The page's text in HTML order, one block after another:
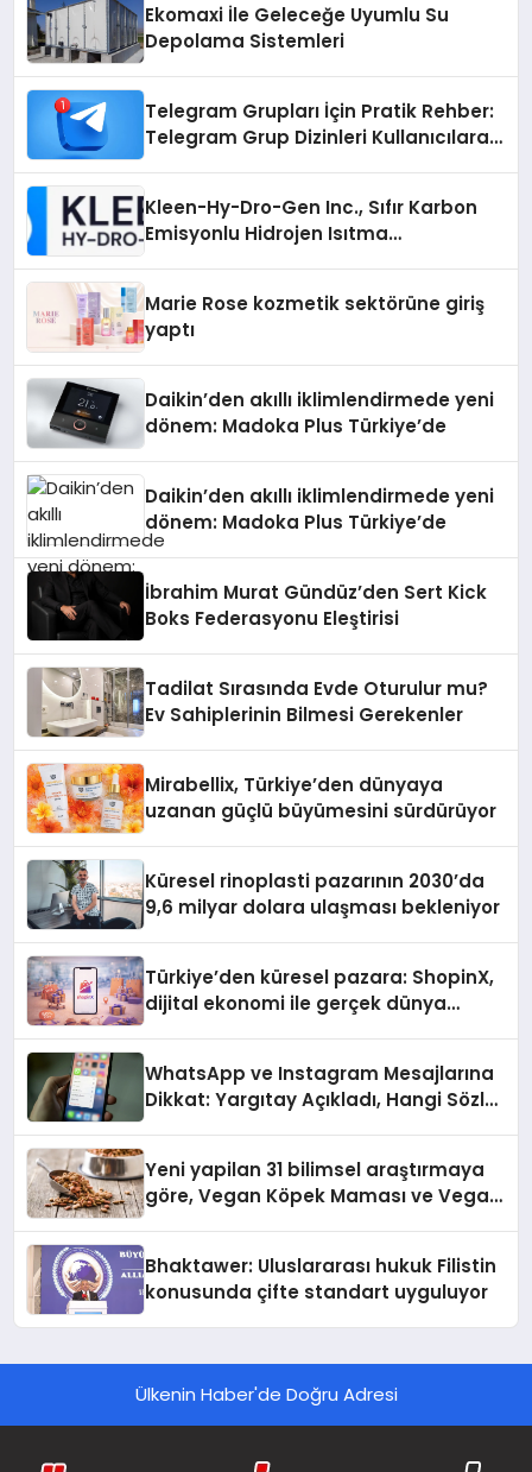
Ekomaxi İle Geleceğe Uyumlu Su
Depolama Sistemleri
Telegram Grupları İçin Pratik Rehber:
Telegram Grup Dizinleri Kullanıcılara
Kleen-Hy-Dro-Gen Inc., Sıfır Karbon
Emisyonlu Hidrojen Isıtma
Marie Rose kozmetik sektörüne giriş
yaptı
Daikin’den akıllı iklimlendirmede yeni
dönem: Madoka Plus Türkiye’de
Daikin’den akıllı iklimlendirmede yeni
dönem: Madoka Plus Türkiye’de
İbrahim Murat Gündüz’den Sert Kick
Boks Federasyonu Eleştirisi
Tadilat Sırasında Evde Oturulur mu?
Ev Sahiplerinin Bilmesi Gerekenler
Mirabellix, Türkiye’den dünyaya
uzanan güçlü büyümesini sürdürüyor
Küresel rinoplasti pazarının 2030’da
9,6 milyar dolara ulaşması bekleniyor
Türkiye’den küresel pazara: ShopinX,
dijital ekonomi ile gerçek dünya
WhatsApp ve Instagram Mesajlarına
Dikkat: Yargıtay Açıkladı, Hangi Sözler
Yeni yapilan 31 bilimsel araştırmaya
göre, Vegan Köpek Maması ve Vegan
Bhaktawer: Uluslararası hukuk Filistin
konusunda çifte standart uyguluyor
Ülkenin Haber'de Doğru Adresi